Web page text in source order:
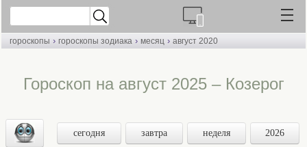
гороскопы › гороскопы зодиака › месяц › август 2020
Гороскоп на август 2025 – Козерог
сегодня завтра неделя 2026